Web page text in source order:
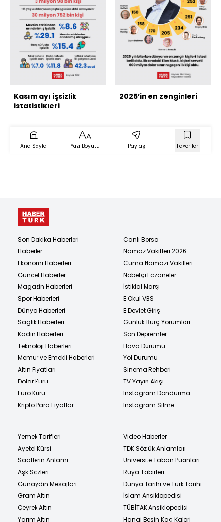
Kasım ayı işsizlik
istatistikleri
2025’in en zenginleri
Ana Sayfa Yazı Boyutu Paylaş Favoriler
Son Dakika Haberleri
Haberler
Ekonomi Haberleri
Güncel Haberler
Magazin Haberleri
Spor Haberleri
Dünya Haberleri
Sağlık Haberleri
Kadın Haberleri
Teknoloji Haberleri
Memur ve Emekli Haberleri
Altın Fiyatları
Dolar Kuru
Euro Kuru
Kripto Para Fiyatları
Canlı Borsa
Namaz Vakitleri 2026
Cuma Namazı Vakitleri
Nöbetçi Eczaneler
İstiklal Marşı
E Okul VBS
E Devlet Giriş
Günlük Burç Yorumları
Son Depremler
Hava Durumu
Yol Durumu
Sinema Rehberi
TV Yayın Akışı
Instagram Dondurma
Instagram Silme
Yemek Tarifleri
Ayetel Kürsi
Saatlerin Anlamı
Aşk Sözleri
Günaydın Mesajları
Gram Altın
Çeyrek Altın
Yarım Altın
Video Haberler
TDK Sözlük Anlamları
Üniversite Taban Puanları
Rüya Tabirleri
Dünya Tarihi ve Türk Tarihi
İslam Ansiklopedisi
TÜBİTAK Ansiklopedisi
Hangi Besin Kaç Kalori